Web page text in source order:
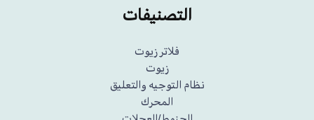
التصنيفات
فلاتر زيوت
زيوت
نظام التوجيه والتعليق
المحرك